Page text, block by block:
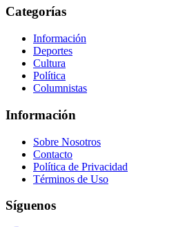
Categorías
Información
Deportes
Cultura
Política
Columnistas
Información
Sobre Nosotros
Contacto
Política de Privacidad
Términos de Uso
Síguenos